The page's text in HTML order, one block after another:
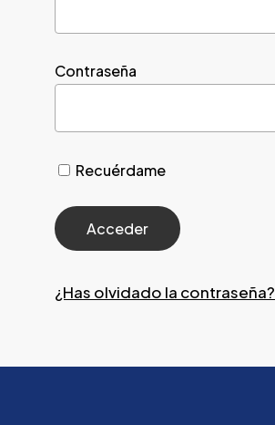
Contraseña
Recuérdame
¿Has olvidado la contraseña?